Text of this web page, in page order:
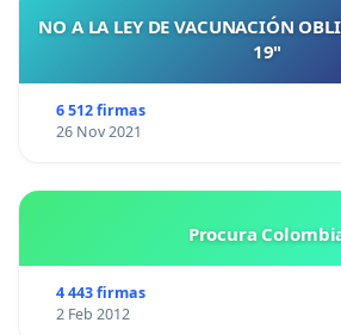
NO A LA LEY DE VACUNACIÓN
19"
6 512 firmas
26 Nov 2021
Procura
4 443 firmas
2 Feb 2012